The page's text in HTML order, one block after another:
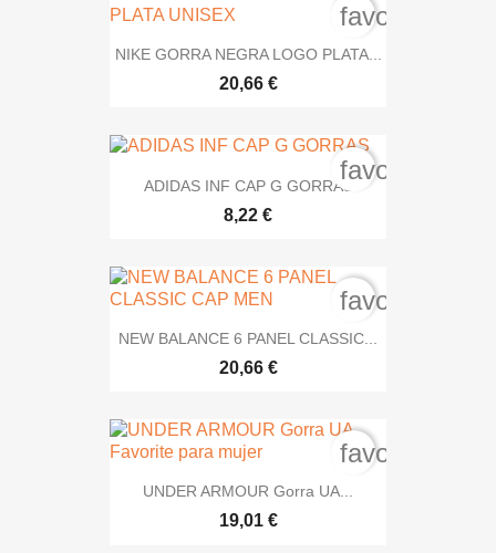
NIKE GORRA NEGRA LOGO PLATA...
20,66 €
ADIDAS INF CAP G GORRAS
8,22 €
NEW BALANCE 6 PANEL CLASSIC...
20,66 €
UNDER ARMOUR Gorra UA...
19,01 €